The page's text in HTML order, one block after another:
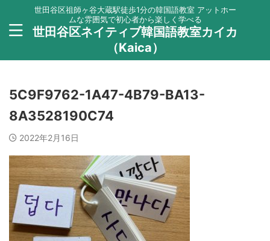
世田谷区祖師ヶ谷大蔵駅徒歩1分の韓国語教室 アットホー
ムな雰囲気で初心者から楽しく学べる
世田谷区ネイティブ韓国語教室カイカ
（Kaica）
5C9F9762-1A47-4B79-BA13-
8A3528190C74
2022年2月16日